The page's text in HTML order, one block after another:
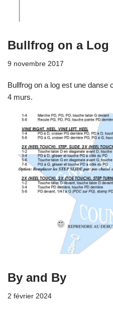
Bullfrog on a Log
9 novembre 2017
Bullfrog on a log est une danse
4 murs.
By and By
2 février 2024